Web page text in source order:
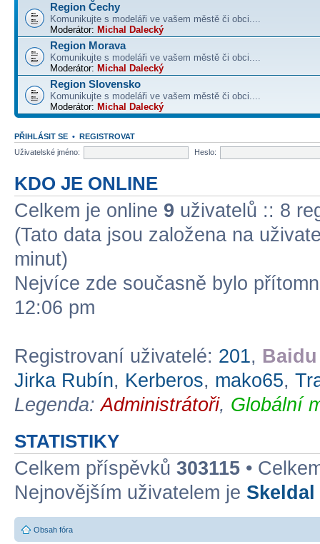
Region Čechy
Komunikujte s modeláři ve vašem městě či obci....
Moderátor: Michal Dalecký
Region Morava
Komunikujte s modeláři ve vašem městě či obci....
Moderátor: Michal Dalecký
Region Slovensko
Komunikujte s modeláři ve vašem městě či obci....
Moderátor: Michal Dalecký
PŘIHLÁSIT SE • REGISTROVAT
Uživatelské jméno:
Heslo:
KDO JE ONLINE
Celkem je online 9 uživatelů :: 8
(Tato data jsou založena na
minut)
Nejvíce zde současně bylo
12:06 pm
Registrovaní uživatelé: 201,
Jirka Rubín, Kerberos, mako65,
Legenda:Administrátoři, Globální
STATISTIKY
Celkem příspěvků 303115 •
Nejnovějším uživatelem je Skeldal
Obsah fóra